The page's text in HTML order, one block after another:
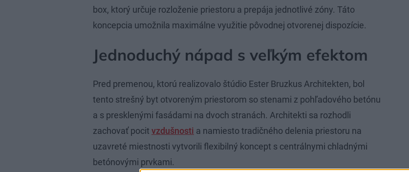
box, ktorý určuje rozloženie priestoru a prepája jednotlivé zóny. Táto
koncepcia umožnila maximálne využitie pôvodnej otvorenej dispozície.
Jednoduchý nápad s veľkým efektom
Pred premenou, ktorú realizovalo štúdio Ester Bruzkus Architekten, bol
tento strešný byt otvoreným priestorom so stenami z pohľadového betónu
a s presklenými fasádami na dvoch stranách. Architekti sa rozhodli
zachovať pocit vzdušnosti a namiesto tradičného delenia priestoru na
uzavreté miestnosti vytvorili flexibilný koncept s centrálnymi chladnými
betónovými prvkami.